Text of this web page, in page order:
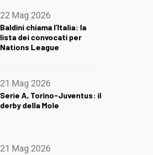
22 Mag 2026
Baldini chiama l’Italia: la
lista dei convocati per
Nations League
21 Mag 2026
Serie A, Torino-Juventus: il
derby della Mole
21 Mag 2026